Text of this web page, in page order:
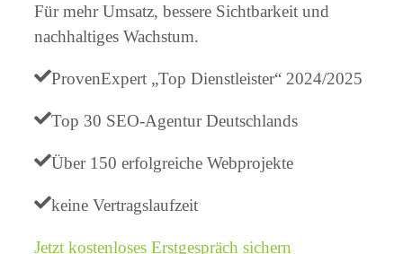
Für mehr Umsatz, bessere Sichtbarkeit und
nachhaltiges Wachstum.
ProvenExpert „Top Dienstleister“ 2024/2025
Top 30 SEO-Agentur Deutschlands
Über 150 erfolgreiche Webprojekte
keine Vertragslaufzeit
Jetzt kostenloses Erstgespräch sichern